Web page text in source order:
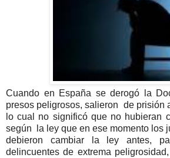
Cuando en España se derogó la
presos peligrosos, salieron de prisión
lo cual no significó que no hubieran
según la ley que en ese momento los
debieron cambiar la ley antes,
delincuentes de extrema